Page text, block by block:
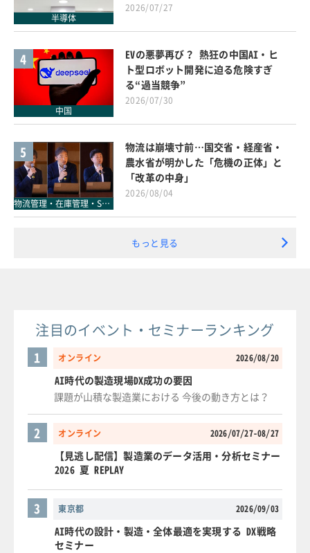
半導体
2026/07/27
4
中国
EVの悪夢再び？ 熱狂の中国AI・ヒ
ト型ロボット開発に迫る危険すぎ
る“過当競争”
2026/07/30
5
物流管理・在庫管理・SCM
物流は崩壊寸前…国交省・経産省・
農水省が明かした「危機の正体」と
「改革の中身」
2026/08/04
もっと見る
注目のイベント・セミナーランキング
オンライン 2026/08/20
1
AI時代の製造現場DX成功の要因
課題が山積な製造業における 今後の動き方とは？
オンライン 2026/07/27-08/27
2
【見逃し配信】製造業のデータ活用・分析セミナー
2026 夏 REPLAY
東京都 2026/09/03
3
AI時代の設計・製造・全体最適を実現する DX戦略
セミナー